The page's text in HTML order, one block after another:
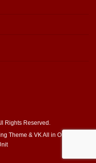
Rights Reserved.
Theme & VK All in One